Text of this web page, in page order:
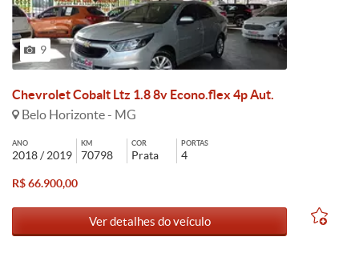
9
Chevrolet Cobalt Ltz 1.8 8v Econo.flex 4p Aut.
Belo Horizonte - MG
ANO
2018 / 2019
KM
70798
COR
Prata
PORTAS
4
R$ 66.900,00
Ver detalhes do veículo